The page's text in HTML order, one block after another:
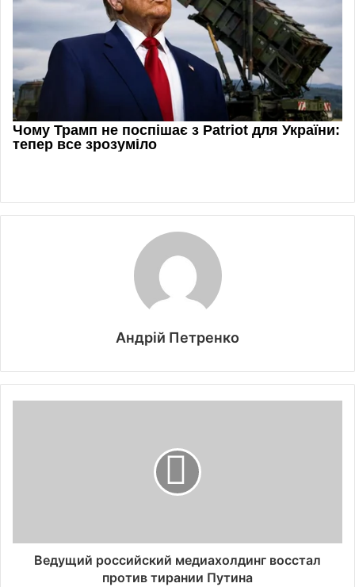
Андрій Петренко
Ведущий российский медиахолдинг восстал
против тирании Путина